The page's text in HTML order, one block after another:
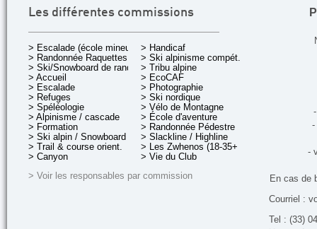
Les différentes commissions
> Escalade (école mineurs)
> Randonnée Raquettes
> Ski/Snowboard de rando.
> Accueil
> Escalade
> Refuges
> Spéléologie
> Alpinisme / cascade
> Formation
> Ski alpin / Snowboard
> Trail & course orient.
> Canyon
> Handicaf
> Ski alpinisme compét.
> Tribu alpine
> EcoCAF
> Photographie
> Ski nordique
> Vélo de Montagne
> École d'aventure
> Randonnée Pédestre
> Slackline / Highline
> Les Zwhenos (18-35+ ans)
> Vie du Club
> Voir les responsables par commission
-
-
En cas de
Courriel :
Tel : (33)